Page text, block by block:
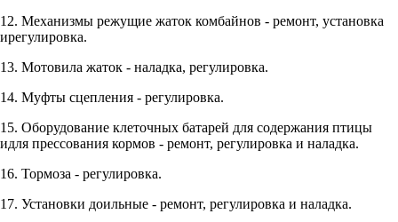
12. Механизмы режущие жаток комбайнов - ремонт, установка
ирегулировка.
13. Мотовила жаток - наладка, регулировка.
14. Муфты сцепления - регулировка.
15. Оборудование клеточных батарей для содержания птицы
идля прессования кормов - ремонт, регулировка и наладка.
16. Тормоза - регулировка.
17. Установки доильные - ремонт, регулировка и наладка.